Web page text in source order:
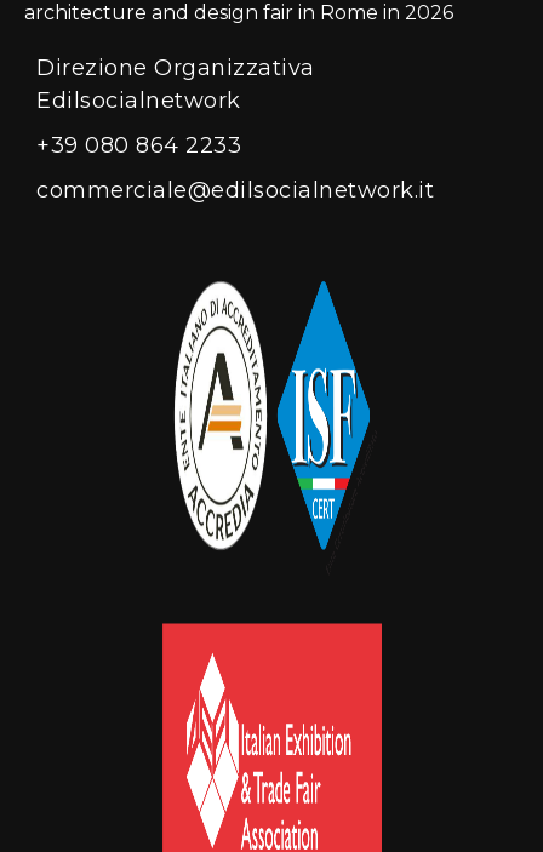
architecture and design fair in Rome in 2026
Direzione Organizzativa
Edilsocialnetwork
+39 080 864 2233
commerciale@edilsocialnetwork.it